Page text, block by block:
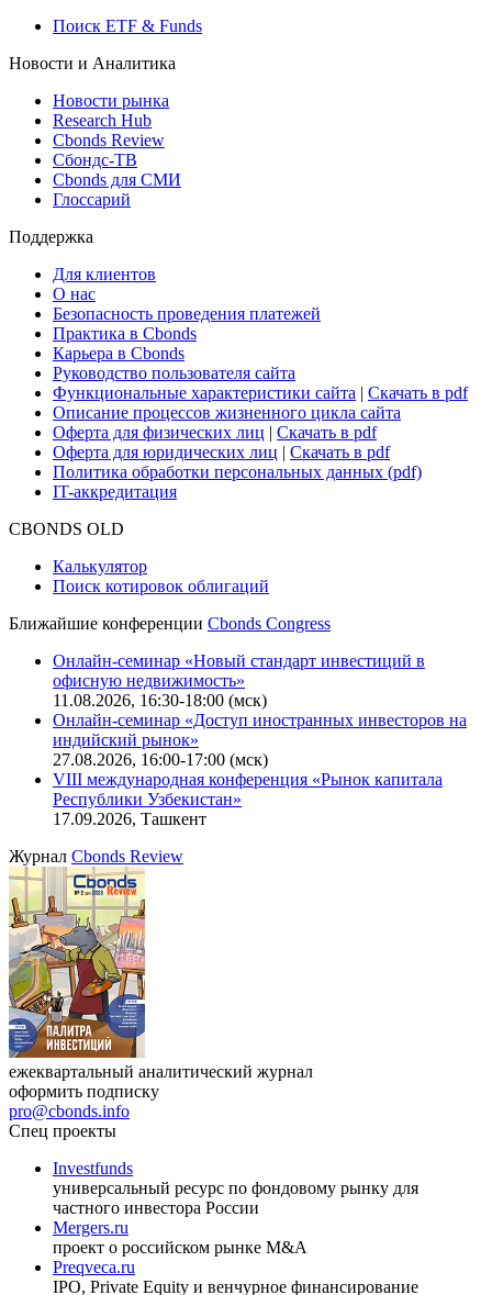
Поиск ETF & Funds
Новости и Аналитика
Новости рынка
Research Hub
Cbonds Review
Сбондс-ТВ
Cbonds для СМИ
Глоссарий
Поддержка
Для клиентов
О нас
Безопасность проведения платежей
Практика в Cbonds
Карьера в Cbonds
Руководство пользователя сайта
Функциональные характеристики сайта | Скачать в pdf
Описание процессов жизненного цикла сайта
Оферта для физических лиц | Скачать в pdf
Оферта для юридических лиц | Скачать в pdf
Политика обработки персональных данных (pdf)
IT-аккредитация
CBONDS OLD
Калькулятор
Поиск котировок облигаций
Ближайшие конференции Cbonds Congress
Онлайн-семинар «Новый стандарт инвестиций в
офисную недвижимость»
11.08.2026, 16:30-18:00 (мск)
Онлайн-семинар «Доступ иностранных инвесторов на
индийский рынок»
27.08.2026, 16:00-17:00 (мск)
VIII международная конференция «Рынок капитала
Республики Узбекистан»
17.09.2026, Ташкент
Журнал Cbonds Review
ежеквартальный аналитический журнал
оформить подписку
pro@cbonds.info
Спец проекты
Investfunds
универсальный ресурс по фондовому рынку для
частного инвестора России
Mergers.ru
проект о российском рынке M&A
Preqveca.ru
IPO, Private Equity и венчурное финансирование